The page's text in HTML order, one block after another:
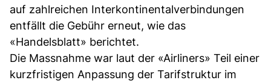
auf zahlreichen Interkontinentalverbindungen
entfällt die Gebühr erneut, wie das
«Handelsblatt» berichtet.
Die Massnahme war laut der «Airliners» Teil einer
kurzfristigen Anpassung der Tarifstruktur im